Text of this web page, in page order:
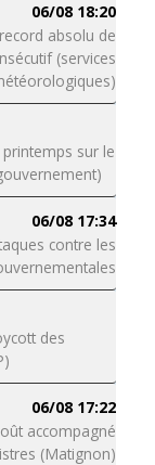
06/08 18:20
absolu de
(services
sur le
06/08 17:34
contre les
des
06/08 17:22
accompagné
(Matignon)